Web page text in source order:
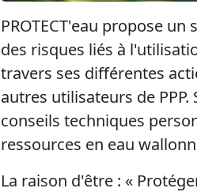
PROTECT'eau propose
des risques liés à
travers ses différentes
autres utilisateurs de
conseils techniques
ressources en eau
La raison d'être : «